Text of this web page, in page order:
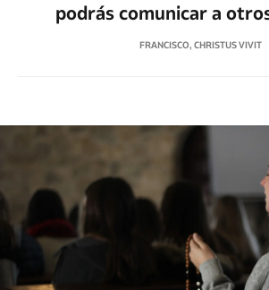
podrás comunicar a
FRANCISCO, CHRISTUS VIVIT